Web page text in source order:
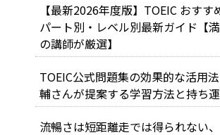
【最新2026年度版】TOEIC おすす
パート別・レベル別最新ガイド【
の講師が厳選】
TOEIC公式問題集の効果的な活用
輔さんが提案する学習方法と持ち
流暢さは短距離走では得られない